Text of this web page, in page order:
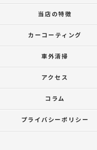
当店の特徴
カーコーティング
車外清掃
アクセス
コラム
プライバシーポリシー